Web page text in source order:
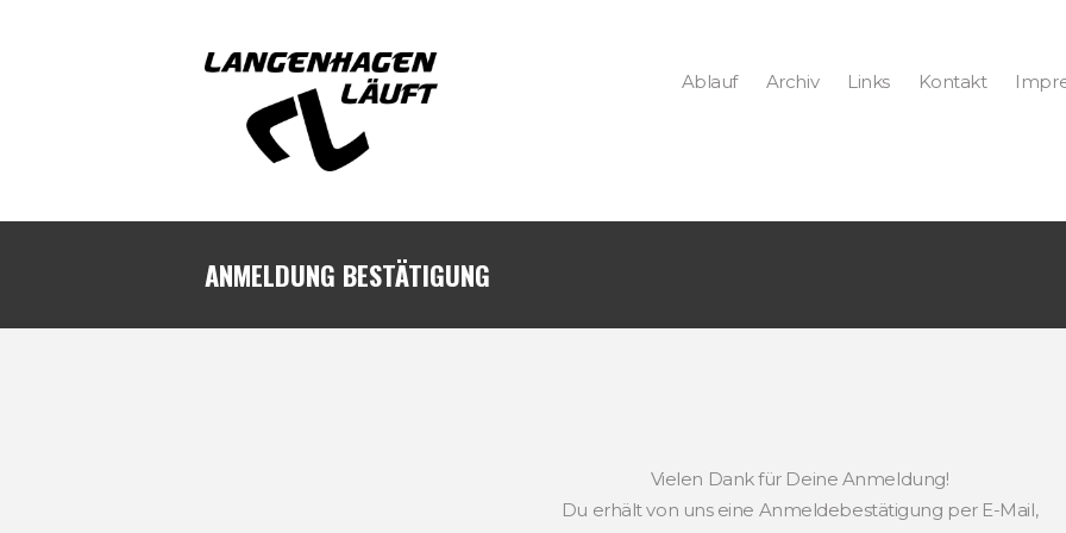
Ablauf Archiv Links Kontakt
ANMELDUNG BESTÄTIGUNG
Vielen Dank für Deine Anmeldung!
Du erhält von uns eine Anmeldebestätigung per E-Mail,